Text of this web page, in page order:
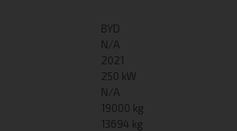
BYD
N/A
2021
250 kW
N/A
19000 kg
13694 kg